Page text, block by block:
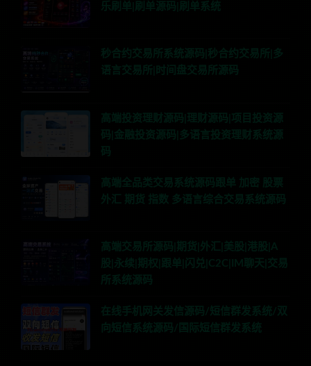
乐刷单|刷单源码|刷单系统
秒合约交易所系统源码|秒合约交易所|多
语言交易所|时间盘交易所源码
高端投资理财源码|理财源码|项目投资源
码|金融投资源码|多语言投资理财系统源
码
高端全品类交易系统源码跟单 加密 股票
外汇 期货 指数 多语言综合交易系统源码
高端交易所源码|期货|外汇|美股|港股|A
股|永续|期权|跟单|闪兑|C2C|IM聊天|交易
所系统源码
在线手机网关发信源码/短信群发系统/双
向短信系统源码/国际短信群发系统